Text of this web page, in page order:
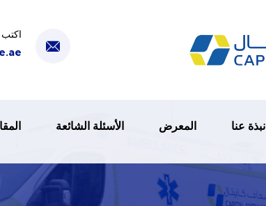
اكتب
نبذة عنا المعرض الأسئلة الشائعة